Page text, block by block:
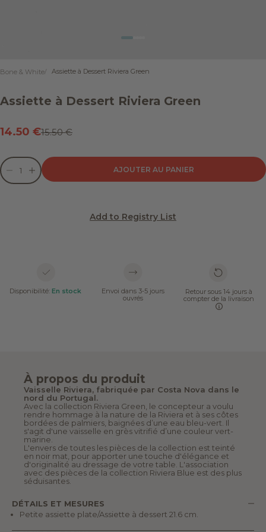
Aller à l'élément 1
Aller à l'élément 2
Bone & White Assiette à Dessert Riviera Green
Assiette à Dessert Riviera Green
Prix de vente
14.50 €Prix normal
15.50 €
Diminuer la quantité
Diminuer la quantité
AJOUTER AU PANIER
Add to Registry List
Disponibilité: En stock
Envoi dans 3-5 jours
ouvrés
Retour sous 14 jours à
compter de la livraison
À propos du produit
Vaisselle Riviera, fabriquée par Costa Nova dans le
nord du Portugal.
Avec la collection Riviera Green, le concepteur a voulu
rendre hommage à la nature de la Riviera et à ses côtes
bordées de palmiers, baignées d’une eau bleu-vert. Il
s'agit d'une vaisselle en grès vitrifié d’une couleur vert-
marine.
L'envers de toutes les pièces de la collection est teinté
en noir mat, pour apporter une touche d'élégance et
d'originalité au dressage de votre table. L'association
avec des pièces de la collection Riviera Blue est des plus
séduisantes.
DÉTAILS ET MESURES
Petite assiette plate/Assiette à dessert 21.6 cm.